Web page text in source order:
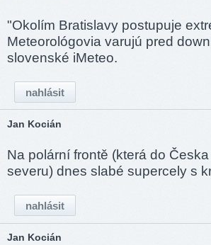
"Okolím Bratislavy postupuje
Meteorológovia varujú pred
slovenské iMeteo.
nahlásit
Jan Kocián
Na polární frontě (která do
severu) dnes slabé supercely s
nahlásit
Jan Kocián